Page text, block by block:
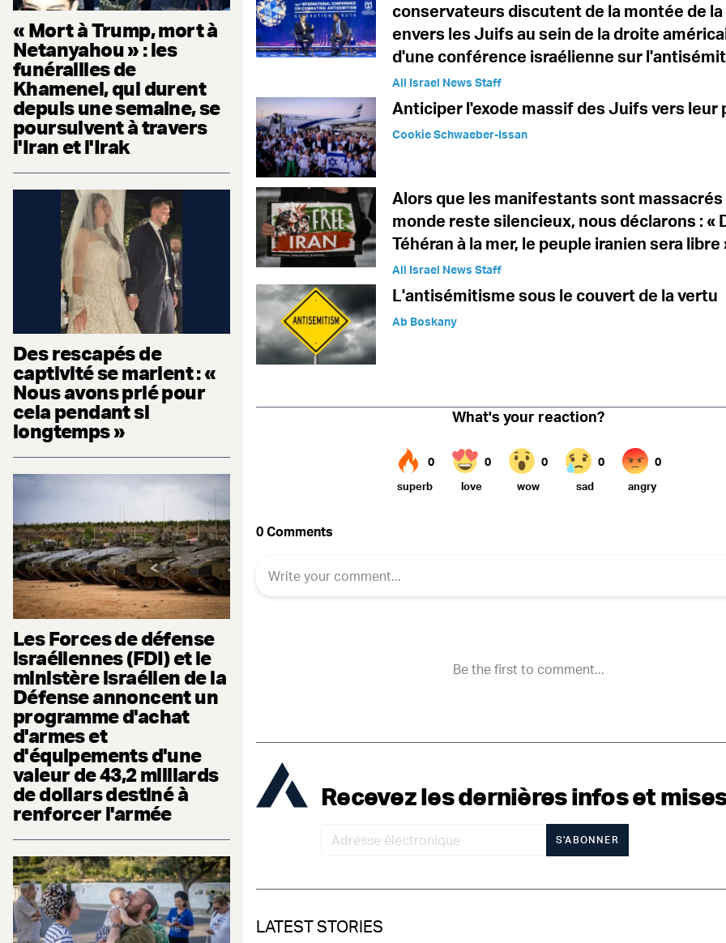
« Mort à Trump, mort à
Netanyahou » : les
funérailles de
Khamenei, qui durent
depuis une semaine, se
poursuivent à travers
l'Iran et l'Irak
Des rescapés de
captivité se marient : «
Nous avons prié pour
cela pendant si
longtemps »
Les Forces de défense
israéliennes (FDI) et le
ministère israélien de la
Défense annoncent un
programme d'achat
d'armes et
d'équipements d'une
valeur de 43,2 milliards
de dollars destiné à
renforcer l'armée
conservateurs discutent de la montée de la
envers les Juifs au sein de la droite
d'une conférence israélienne sur
All Israel News Staff
Anticiper l'exode massif des Juifs vers leur
Cookie Schwaeber-Issan
Alors que les manifestants sont massacrés
monde reste silencieux, nous déclarons : «
Téhéran à la mer, le peuple iranien sera libre
All Israel News Staff
L'antisémitisme sous le couvert de la vertu
Ab Boskany
Recevez les dernières infos et
S'ABONNER
LATEST STORIES